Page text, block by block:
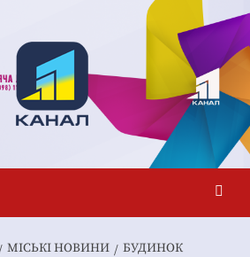
MІСЬКІ НОВИНИ
БУДИНОК